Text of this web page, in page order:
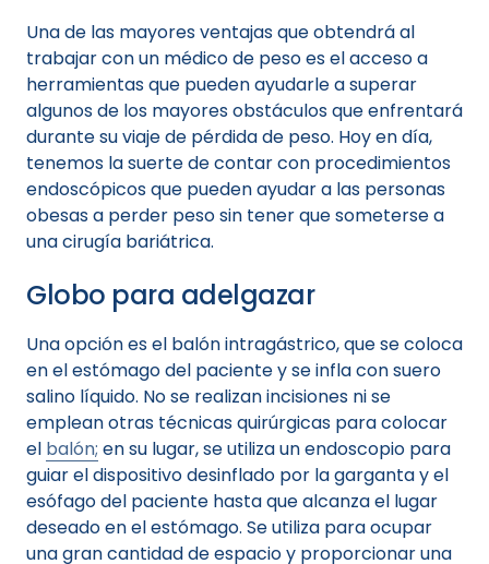
Una de las mayores ventajas que obtendrá al
trabajar con un médico de peso es el acceso a
herramientas que pueden ayudarle a superar
algunos de los mayores obstáculos que enfrentará
durante su viaje de pérdida de peso. Hoy en día,
tenemos la suerte de contar con procedimientos
endoscópicos que pueden ayudar a las personas
obesas a perder peso sin tener que someterse a
una cirugía bariátrica.
Globo para adelgazar
Una opción es el balón intragástrico, que se coloca
en el estómago del paciente y se infla con suero
salino líquido. No se realizan incisiones ni se
emplean otras técnicas quirúrgicas para colocar
el balón; en su lugar, se utiliza un endoscopio para
guiar el dispositivo desinflado por la garganta y el
esófago del paciente hasta que alcanza el lugar
deseado en el estómago. Se utiliza para ocupar
una gran cantidad de espacio y proporcionar una